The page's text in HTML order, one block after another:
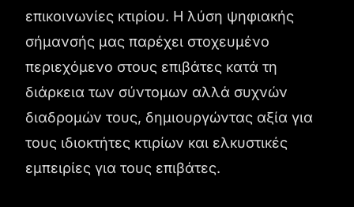
επικοινωνίες κτιρίου. Η λύση ψηφιακής
σήμανσής μας παρέχει στοχευμένο
περιεχόμενο στους επιβάτες κατά τη
διάρκεια των σύντομων αλλά συχνών
διαδρομών τους, δημιουργώντας αξία για
τους ιδιοκτήτες κτιρίων και ελκυστικές
εμπειρίες για τους επιβάτες.